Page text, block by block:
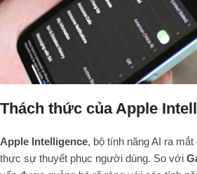
Thách thức của Apple
Apple Intelligence, bộ tính năng AI ra mắt
thực sự thuyết phục người dùng. So với